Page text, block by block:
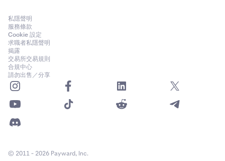
私隱聲明
服務條款
Cookie 設定
求職者私隱聲明
揭露
交易所交易規則
合規中心
請勿出售／分享
© 2011 - 2026 Payward, Inc.